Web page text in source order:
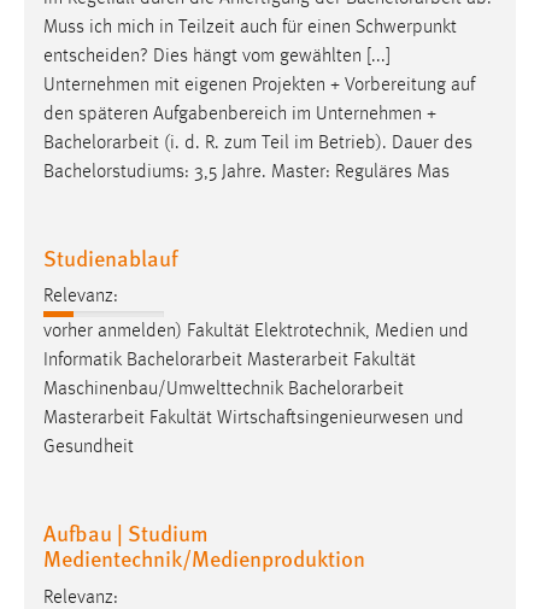
Muss ich mich in Teilzeit auch für einen Schwerpunkt
entscheiden? Dies hängt vom gewählten [...]
Unternehmen mit eigenen Projekten + Vorbereitung auf
den späteren Aufgabenbereich im Unternehmen +
Bachelorarbeit (i. d. R. zum Teil im Betrieb). Dauer des
Bachelorstudiums: 3,5 Jahre. Master: Reguläres Mas
Studienablauf
Relevanz:
vorher anmelden) Fakultät Elektrotechnik, Medien und
Informatik Bachelorarbeit Masterarbeit Fakultät
Maschinenbau/Umwelttechnik Bachelorarbeit
Masterarbeit Fakultät Wirtschaftsingenieurwesen und
Gesundheit
Aufbau | Studium
Medientechnik/Medienproduktion
Relevanz:
Statistik Cookies erfassen Informationen anonym.
Diese Informationen helfen uns zu verstehen, wie
unsere Besucher unsere Website nutzen.
Matomo
Zweck:
Zugriffsstatistik
Cookie Laufzeit:
Max. 13 Monate
verwendet, um personalisierte Werbung anzuzeigen.
Sie tun dies, indem sie Besucher über Websites